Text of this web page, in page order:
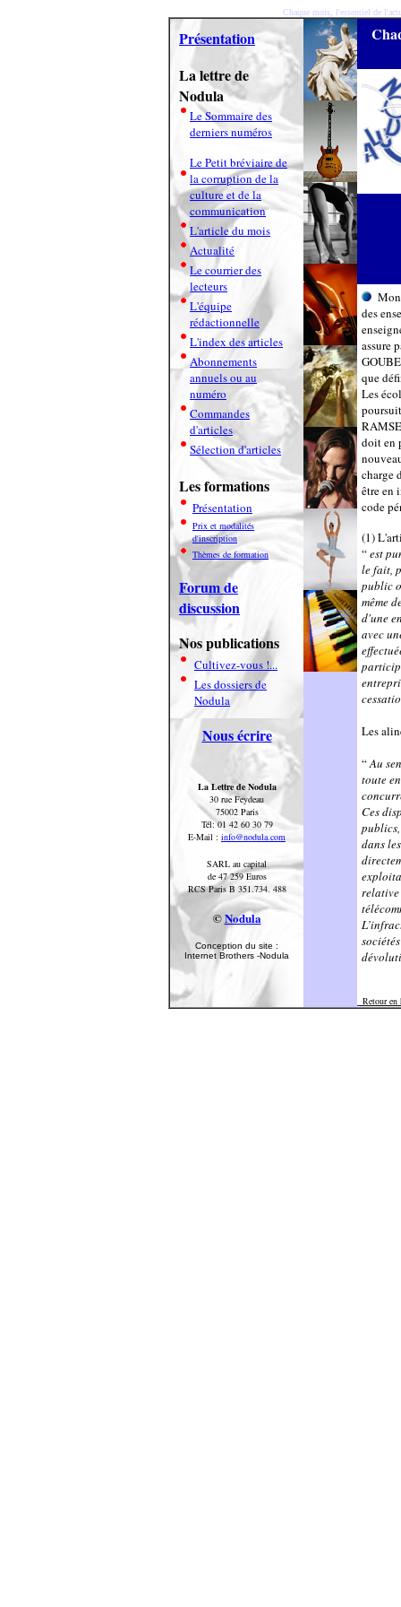
Chaque mois, l'essentiel de
Présentation
La lettre de
Nodula
Le Sommaire des
derniers numéros
Le Petit bréviaire de
la corruption de la
culture et de la
communication
L'article du mois
Actualité
Le courrier des
lecteurs
L'équipe
rédactionnelle
L'index des articles
Abonnements
annuels ou au
numéro
Commandes
d'articles
Sélection d'articles
Les formations
Présentation
Prix et modalités
d'inscription
Thèmes de formation
Forum de
discussion
Nos publications
Cultivez-vous !...
Les dossiers de
Nodula
Nous écrire
La Lettre de Nodula
30 rue Feydeau
75002 Paris
Tél: 01 42 60 30 79
E-Mail : info@nodula.com
SARL au capital
de 47 259 Euros
RCS Paris B 351.734. 488
©Nodula
Conception du site :
Internet Brothers -Nodula
des
assure
que
Les
doit en
charge
être en
code
(1)
“est
le fait,
public
même
d'une
avec
Les
“Au
toute
Ces
dans
relative
Retour en